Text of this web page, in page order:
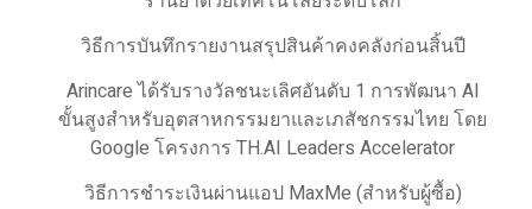
วิธีการบันทึกรายงานสรุปสินค้าคงคลังก่อนสิ้นปี
Arincare ได้รับรางวัลชนะเลิศอันดับ 1 การพัฒนา AI
ขั้นสูงสำหรับอุตสาหกรรมยาและเภสัชกรรมไทย โดย
Google โครงการ TH.AI Leaders Accelerator
วิธีการชำระเงินผ่านแอป MaxMe (สำหรับผู้ซื้อ)